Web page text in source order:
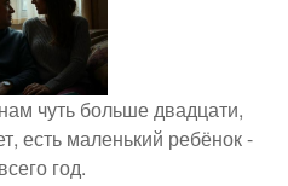
чуть больше двадцати,
есть маленький ребёнок -
год.